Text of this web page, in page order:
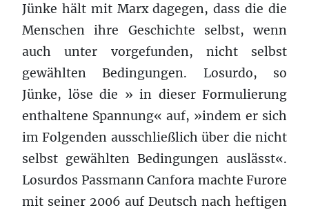
Jünke hält mit Marx dagegen, dass die die
Menschen ihre Geschichte selbst, wenn
auch unter vorgefunden, nicht selbst
gewählten Bedingungen. Losurdo, so
Jünke, löse die » in dieser Formulierung
enthaltene Spannung« auf, »indem er sich
im Folgenden ausschließlich über die nicht
selbst gewählten Bedingungen auslässt«.
Losurdos Passmann Canfora machte Furore
mit seiner 2006 auf Deutsch nach heftigen